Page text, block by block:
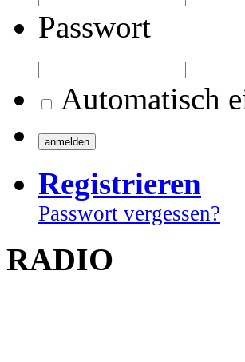
Passwort
Automatisch
Registrieren
Passwort vergessen?
RADIO